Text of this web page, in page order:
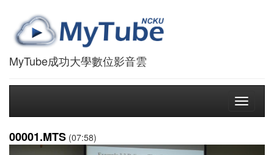
MyTube成功大學數位影音雲
Toggle
00001.MTS (07:58)